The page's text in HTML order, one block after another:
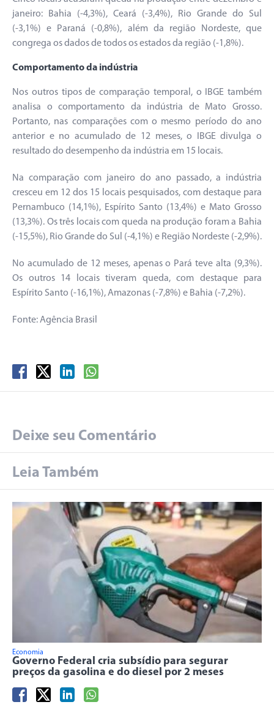
janeiro: Bahia (-4,3%), Ceará (-3,4%), Rio Grande do Sul
(-3,1%) e Paraná (-0,8%), além da região Nordeste, que
congrega os dados de todos os estados da região (-1,8%).
Comportamento da indústria
Nos outros tipos de comparação temporal, o IBGE também
analisa o comportamento da indústria de Mato Grosso.
Portanto, nas comparações com o mesmo período do ano
anterior e no acumulado de 12 meses, o IBGE divulga o
resultado do desempenho da indústria em 15 locais.
Na comparação com janeiro do ano passado, a indústria
cresceu em 12 dos 15 locais pesquisados, com destaque para
Pernambuco (14,1%), Espírito Santo (13,4%) e Mato Grosso
(13,3%). Os três locais com queda na produção foram a Bahia
(-15,5%), Rio Grande do Sul (-4,1%) e Região Nordeste (-2,9%).
No acumulado de 12 meses, apenas o Pará teve alta (9,3%).
Os outros 14 locais tiveram queda, com destaque para
Espírito Santo (-16,1%), Amazonas (-7,8%) e Bahia (-7,2%).
Fonte: Agência Brasil
Deixe seu Comentário
Leia Também
Economia
Governo Federal cria subsídio para segurar
preços da gasolina e do diesel por 2 meses